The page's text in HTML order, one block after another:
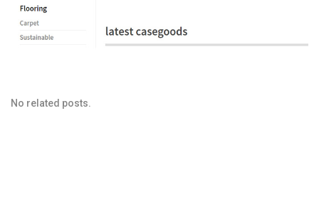
No related posts.